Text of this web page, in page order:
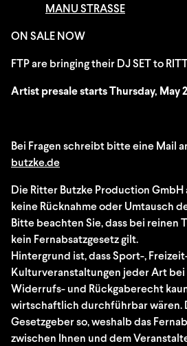
MANU STRASSE
ON SALE NOW
FTP are bringing their DJ SET to
Artist presale starts Thursday, May
Bei Fragen schreibt bitte eine Mail
butzke.de
Die Ritter Butzke Production GmbH
keine Rücknahme oder Umtausch
Bitte beachten Sie, dass bei reinen
kein Fernabsatzgesetz gilt.
Hintergrund ist, dass Sport-,
Kulturveranstaltungen jeder Art
Widerrufs- und Rückgaberecht
wirtschaftlich durchführbar wären.
Gesetzgeber so, weshalb das
zwischen Ihnen und dem